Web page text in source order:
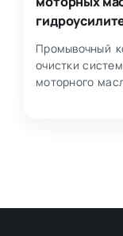
Промывочный
очистки
моторного